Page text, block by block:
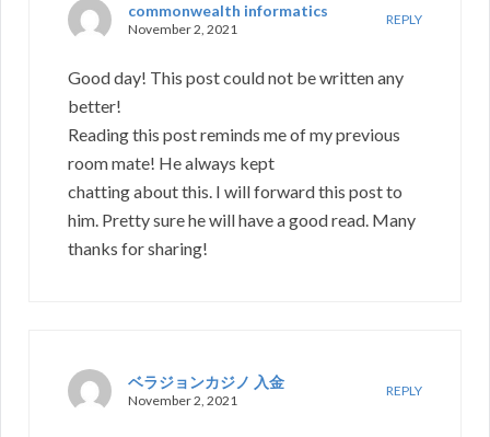
commonwealth informatics
November 2, 2021
REPLY
Good day! This post could not be written any
better!
Reading this post reminds me of my previous
room mate! He always kept
chatting about this. I will forward this post to
him. Pretty sure he will have a good read. Many
thanks for sharing!
ベラジョンカジノ 入金
November 2, 2021
REPLY